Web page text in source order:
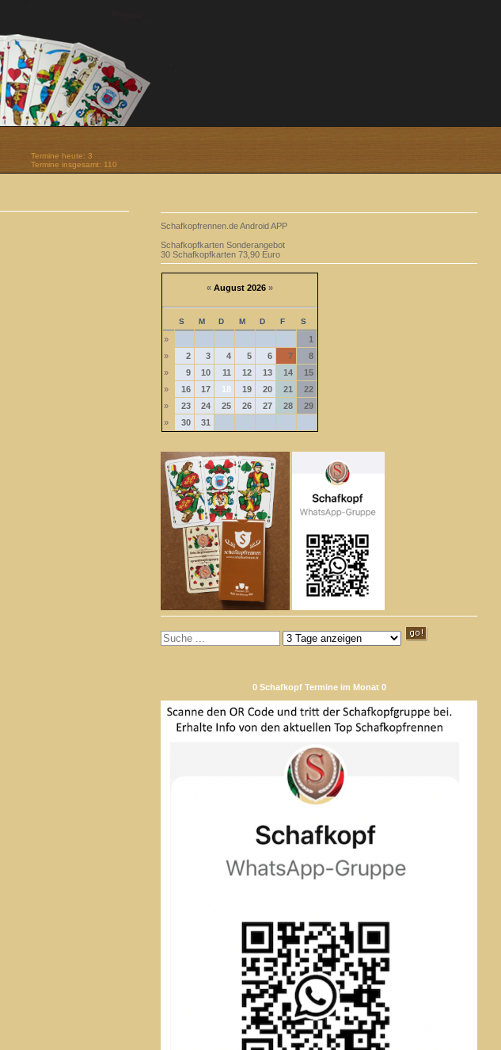
Termine heute: 3
Termine insgesamt: 110
Schafkopfrennen.de Android APP
Schafkopfkarten Sonderangebot
30 Schafkopfkarten 73,90 Euro
« August 2026 »
S M D M D F S
»
1
»
2 3 4 5 6 7
8
»
9 10 11 12 13 14
15
»
16 17 18 19 20 21
22
»
23 24 25 26 27 28
29
»
30 31
0 Schafkopf Termine im Monat 0